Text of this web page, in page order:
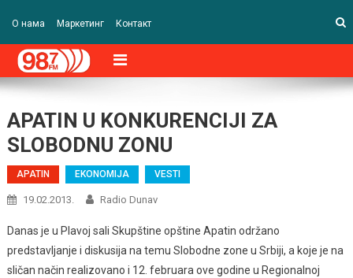
О нама Маркетинг Контакт
APATIN U KONKURENCIJI ZA
SLOBODNU ZONU
APATIN EKONOMIJA VESTI
19.02.2013. Radio Dunav
Danas je u Plavoj sali Skupštine opštine Apatin održano
predstavljanje i diskusija na temu Slobodne zone u Srbiji, a koje je na
sličan način realizovano i 12. februara ove godine u Regionalnoj